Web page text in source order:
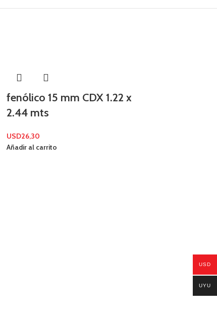
fenólico 15 mm CDX 1.22 x
2.44 mts
USD26,30
Añadir al carrito
USD
UYU